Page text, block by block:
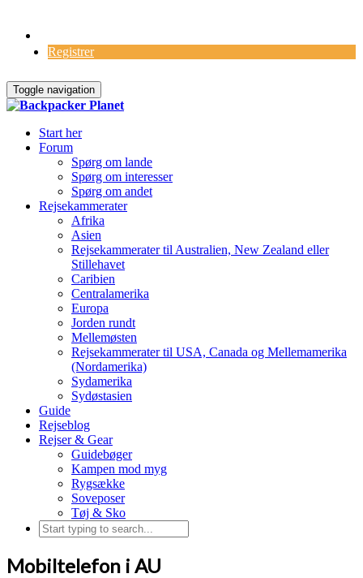
Registrer
Toggle navigation
Start her
Forum
Spørg om lande
Spørg om interesser
Spørg om andet
Rejsekammerater
Afrika
Asien
Rejsekammerater til Australien, New Zealand eller
Stillehavet
Caribien
Centralamerika
Europa
Jorden rundt
Mellemøsten
Rejsekammerater til USA, Canada og Mellemamerika
(Nordamerika)
Sydamerika
Sydøstasien
Guide
Rejseblog
Rejser & Gear
Guidebøger
Kampen mod myg
Rygsække
Soveposer
Tøj & Sko
Mobiltelefon i AU